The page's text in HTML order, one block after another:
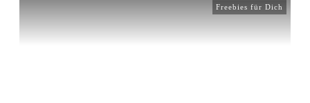
Freebies für Dich